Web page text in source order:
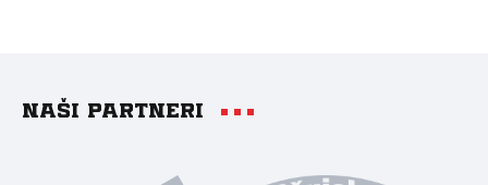
Naši partneri